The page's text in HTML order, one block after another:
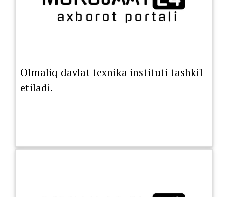
Olmaliq davlat texnika instituti tashkil
etiladi.